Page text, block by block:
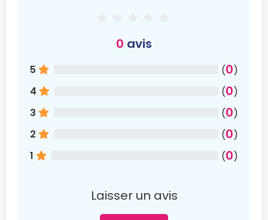
0 avis
5 (0)
4
(0)
3
(0)
2
(0)
1
(0)
Laisser un avis